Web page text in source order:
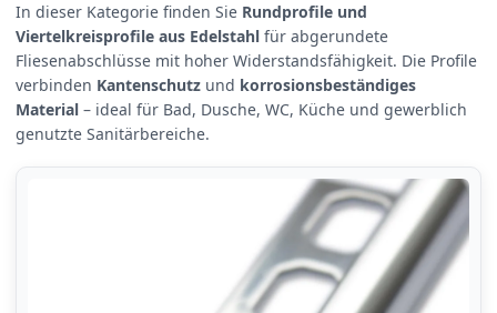
In dieser Kategorie finden Sie Rundprofile und
Viertelkreisprofile aus Edelstahl für abgerundete
Fliesenabschlüsse mit hoher Widerstandsfähigkeit. Die Profile
verbinden Kantenschutz und korrosionsbeständiges
Material – ideal für Bad, Dusche, WC, Küche und gewerblich
genutzte Sanitärbereiche.